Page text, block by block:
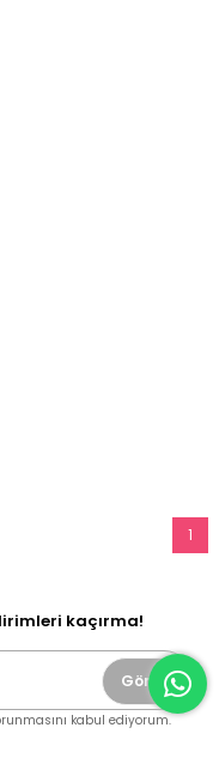
1
kaçırma!
Gönder
kabul ediyorum.